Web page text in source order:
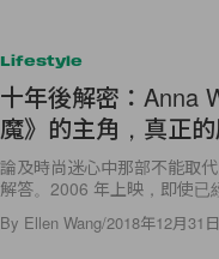
Lifestyle
十年後解密：Anna
魔》的主角，真正
論及時尚迷心中那部不能取
解答。2006 年上映，即使已
By Ellen Wang/2018年12月31日